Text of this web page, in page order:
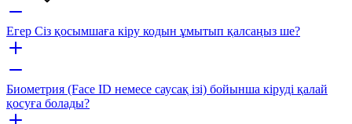
Егер Сіз қосымшаға кіру кодын ұмытып қалсаңыз ше?
Биометрия (Face ID немесе саусақ ізі) бойынша кіруді қалай
қосуға болады?